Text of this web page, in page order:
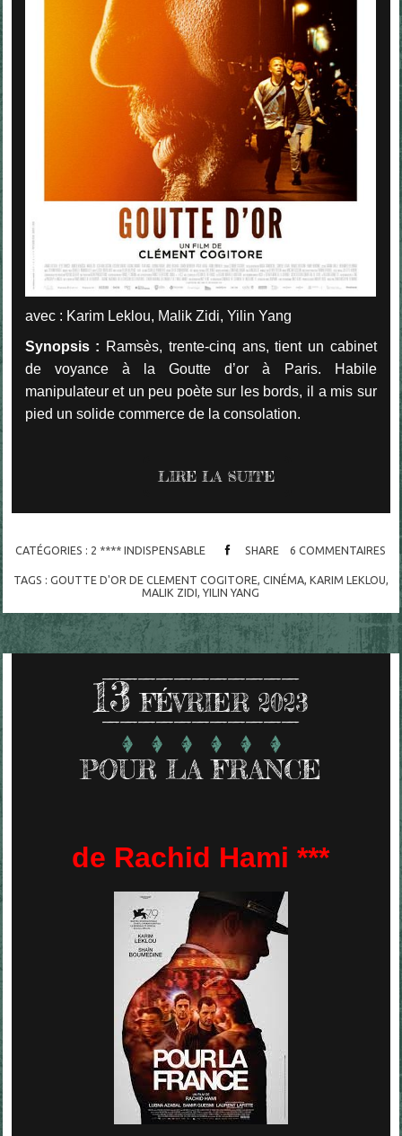
avec : Karim Leklou, Malik Zidi, Yilin Yang
Synopsis : Ramsès, trente-cinq ans, tient un cabinet
de voyance à la Goutte d’or à Paris. Habile
manipulateur et un peu poète sur les bords, il a mis sur
pied un solide commerce de la consolation.
LIRE LA SUITE
CATÉGORIES : 2 **** INDISPENSABLE SHARE 6 COMMENTAIRES
TAGS : GOUTTE D'OR DE CLEMENT COGITORE, CINÉMA, KARIM LEKLOU,
MALIK ZIDI,YILIN YANG
13 FÉVRIER 2023
POUR LA FRANCE
de Rachid Hami ***